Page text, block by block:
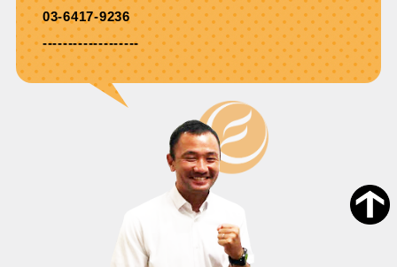
03-6417-9236
-------------------